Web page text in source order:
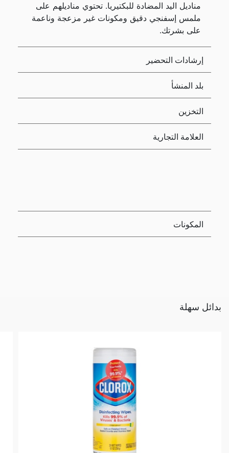
مناديل اليد المضادة للبكتيريا. تحتوي مناديلهم على
ملمس إسفنجي دقيق ومكونات غير مزعجة وناعمة
على بشرتك.
إرشادات التحضير
بلد المنشأ
التخزين
العلامة التجارية
المكونات
بدائل سهلة